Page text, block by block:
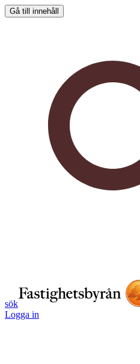
Gå till innehåll
sök
Logga in